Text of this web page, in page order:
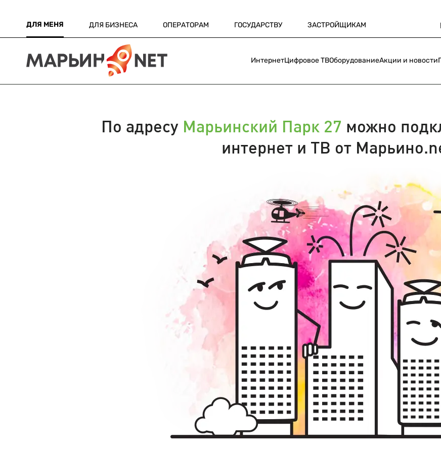
ДЛЯ МЕНЯ ДЛЯ БИЗНЕСА ОПЕРАТОРАМ ГОСУДАРСТВУ ЗАСТРОЙЩИКАМ
ИнтернетЦифровое ТВОборудованиеАкции и новости
По адресу Марьинский Парк 27 можно
интернет и ТВ от